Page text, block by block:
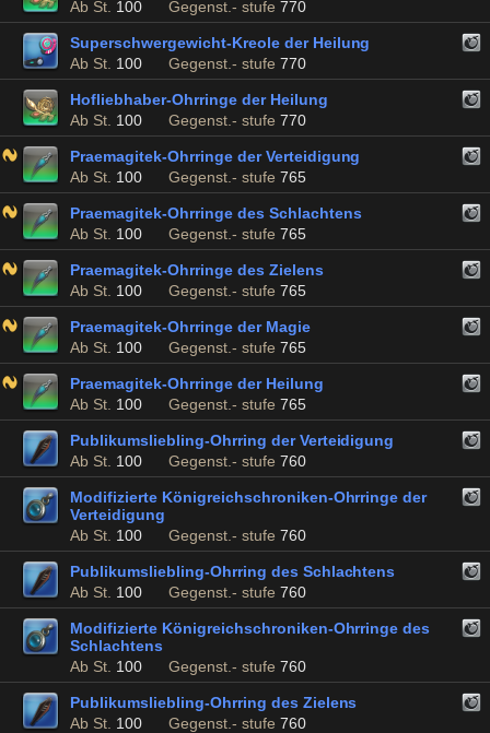
Ab St. 100 Gegenst.- stufe 770
Superschwergewicht-Kreole der Heilung
Ab St. 100 Gegenst.- stufe 770
Hofliebhaber-Ohrringe der Heilung
Ab St. 100 Gegenst.- stufe 770
Praemagitek-Ohrringe der Verteidigung
Ab St. 100 Gegenst.- stufe 765
Praemagitek-Ohrringe des Schlachtens
Ab St. 100 Gegenst.- stufe 765
Praemagitek-Ohrringe des Zielens
Ab St. 100 Gegenst.- stufe 765
Praemagitek-Ohrringe der Magie
Ab St. 100 Gegenst.- stufe 765
Praemagitek-Ohrringe der Heilung
Ab St. 100 Gegenst.- stufe 765
Publikumsliebling-Ohrring der Verteidigung
Ab St. 100 Gegenst.- stufe 760
Modifizierte Königreichschroniken-Ohrringe der
Verteidigung
Ab St. 100 Gegenst.- stufe 760
Publikumsliebling-Ohrring des Schlachtens
Ab St. 100 Gegenst.- stufe 760
Modifizierte Königreichschroniken-Ohrringe des
Schlachtens
Ab St. 100 Gegenst.- stufe 760
Publikumsliebling-Ohrring des Zielens
Ab St. 100 Gegenst.- stufe 760